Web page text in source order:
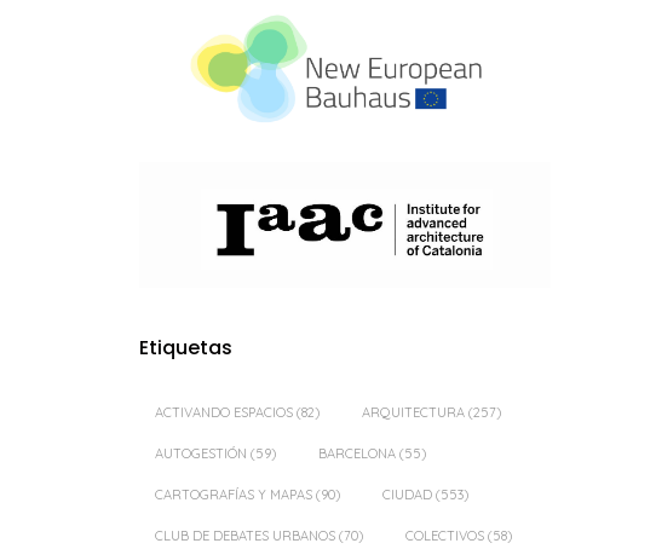
Etiquetas
ACTIVANDO ESPACIOS (82) ARQUITECTURA (257)
AUTOGESTIÓN (59) BARCELONA (55)
CARTOGRAFÍAS Y MAPAS (90) CIUDAD (553)
CLUB DE DEBATES URBANOS (70) COLECTIVOS (58)